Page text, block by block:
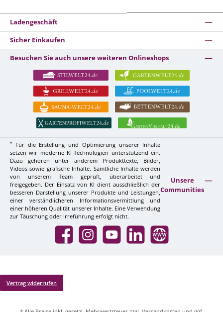
Ladengeschäft
Sicher Einkaufen
Besuchen Sie auch unsere weiteren Onlineshops
*
Für die Erstellung und Optimierung unserer Inhalte
setzen wir moderne KI-Technologien unterstützend ein.
Dazu gehören unter anderem Produkttexte, Bilder,
Videos sowie grafische Inhalte. Sämtliche Inhalte werden
von unserem Team geprüft, überarbeitet und
freigegeben. Der Einsatz von KI dient ausschließlich der
besseren Darstellung unserer Produkte und Leistungen,
einer verständlicheren Informationsvermittlung und
einer höheren Qualität unserer Inhalte. Eine Verwendung
zur Täuschung oder Irreführung erfolgt nicht.
Unsere
Communities
Facebook InstagramYouTube LinkedIn Website
Vertrag widerrufen